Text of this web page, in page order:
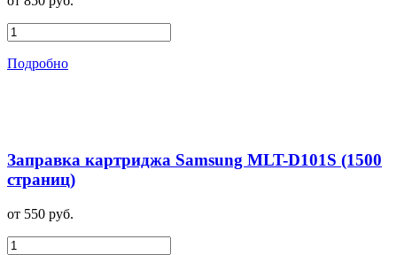
Подробно
Заправка картриджа Samsung MLT-D101S (1500
страниц)
от 550 руб.